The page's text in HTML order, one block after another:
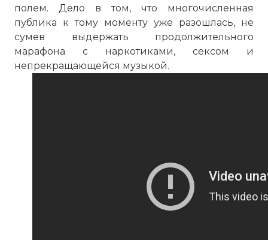
полем. Дело в том, что многочисленная
публика к тому моменту уже разошлась, не
сумев выдержать продолжительного
марафона с наркотиками, сексом и
непрекращающейся музыкой.